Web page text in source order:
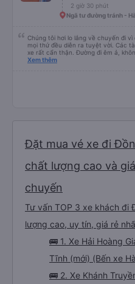
2 giờ 30 phút
Ngã tư đường tránh -
Chúng tôi hơi lo lắng về chuyến đi
mọi thứ đều diễn ra tuyệt vời. Các
xe rất cẩn thận. Đường đi êm ả,
đủ số lần để đi vệ sinh và dừng lại
Xem thêm
Đặt mua vé xe đi
chất lượng cao và
chuyến
Tư vấn TOP 3 xe khách đi
lượng cao, uy tín, giá rẻ
🚌 1. Xe Hải Hoàng
Tĩnh (mới) (Bến xe
🚌 2. Xe Khánh